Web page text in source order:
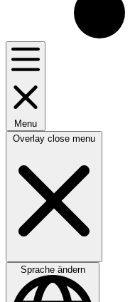
Menu
Overlay close menu
Sprache ändern